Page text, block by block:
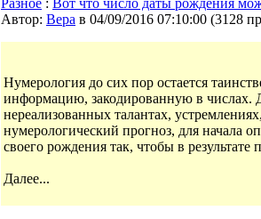
Разное : Вот что число даты рождения
Автор: Bepa в 04/09/2016 07:10:00 (3128
Нумерология до сих пор остается
информацию, закодированную в числах.
нереализованных талантах,
нумерологический прогноз, для начала
своего рождения так, чтобы в результате
Далее...